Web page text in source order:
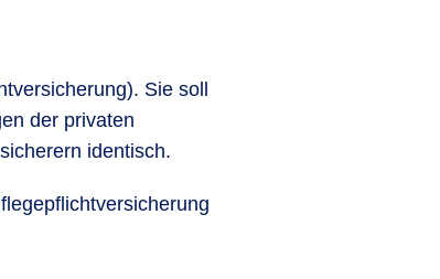
Sie soll
der privaten
identisch.